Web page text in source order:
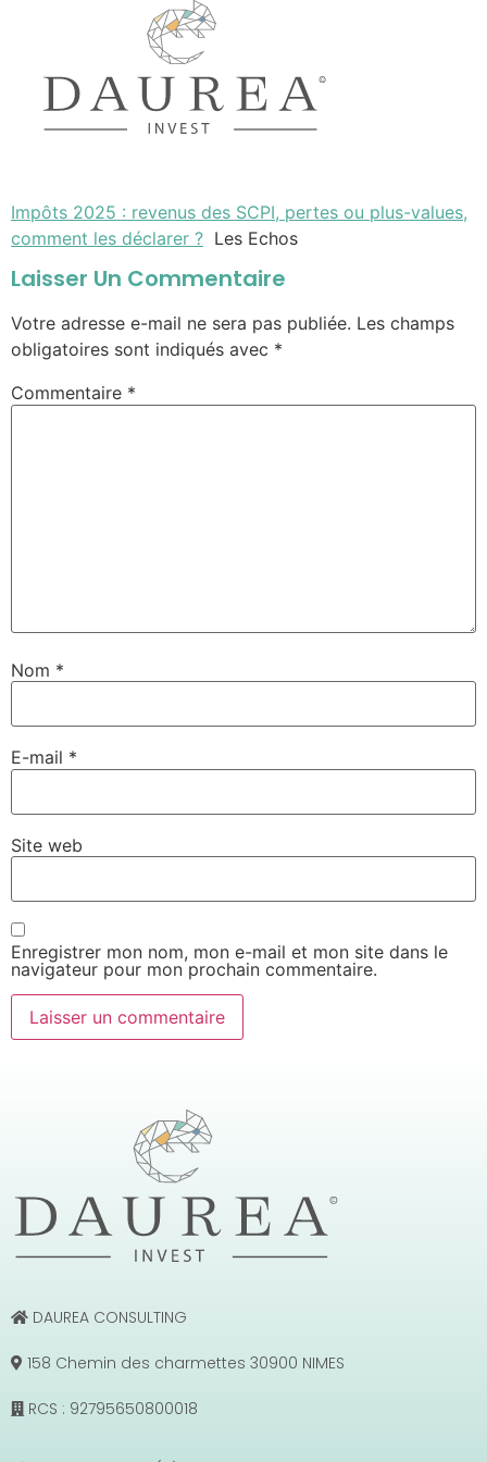
Impôts 2025 : revenus des SCPI, pertes ou plus-values,
comment les déclarer ? Les Echos
Laisser Un Commentaire
Votre adresse e-mail ne sera pas publiée. Les champs
obligatoires sont indiqués avec *
Commentaire *
Nom *
E-mail *
Site web
Enregistrer mon nom, mon e-mail et mon site dans le
navigateur pour mon prochain commentaire.
DAUREA CONSULTING
158 Chemin des charmettes 30900 NIMES
RCS : 92795650800018